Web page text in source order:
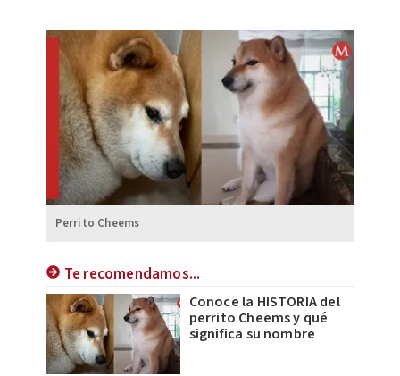
Perrito Cheems
Te recomendamos...
Conoce la HISTORIA del
perrito Cheems y qué
significa su nombre